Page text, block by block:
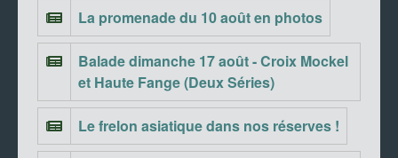
La promenade du 10 août en photos
Balade dimanche 17 août - Croix Mockel
et Haute Fange (Deux Séries)
Le frelon asiatique dans nos réserves !